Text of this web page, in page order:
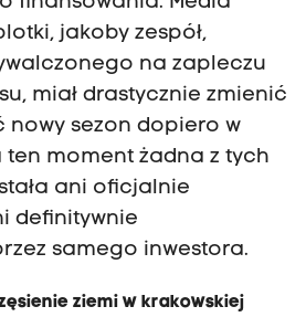
jakoby zespół,
na zapleczu
miał drastycznie zmienić
sezon dopiero w
ten moment żadna z tych
ani oficjalnie
definitywnie
samego inwestora.
ziemi w krakowskiej